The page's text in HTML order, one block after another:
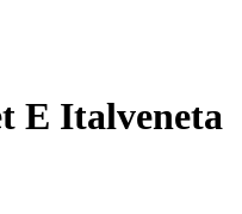
E Italveneta